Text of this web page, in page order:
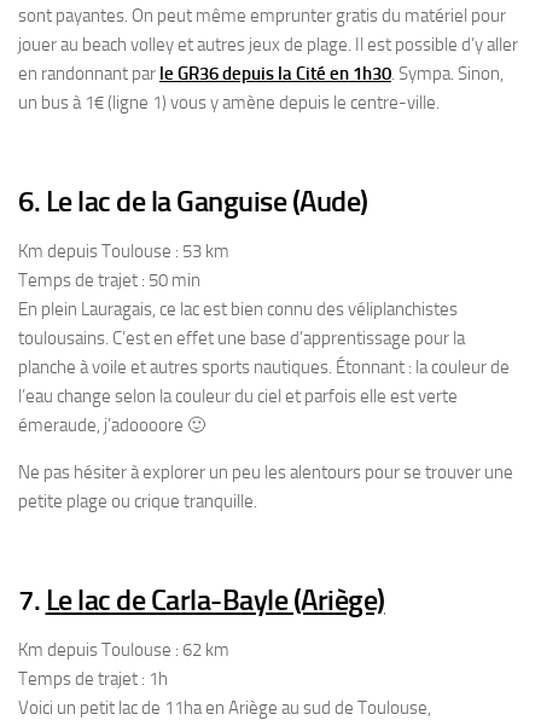
sont payantes. On peut même emprunter gratis du matériel pour
jouer au beach volley et autres jeux de plage. Il est possible d’y aller
en randonnant par le GR36 depuis la Cité en 1h30. Sympa. Sinon,
un bus à 1€ (ligne 1) vous y amène depuis le centre-ville.
6. Le lac de la Ganguise (Aude)
Km depuis Toulouse : 53 km
Temps de trajet : 50 min
En plein Lauragais, ce lac est bien connu des véliplanchistes
toulousains. C’est en effet une base d’apprentissage pour la
planche à voile et autres sports nautiques. Étonnant : la couleur de
l’eau change selon la couleur du ciel et parfois elle est verte
émeraude, j’adoooore 🙂
Ne pas hésiter à explorer un peu les alentours pour se trouver une
petite plage ou crique tranquille.
7. Le lac de Carla-Bayle (Ariège)
Km depuis Toulouse : 62 km
Temps de trajet : 1h
Voici un petit lac de 11ha en Ariège au sud de Toulouse,